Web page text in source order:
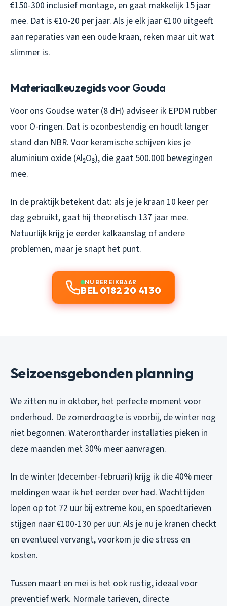
€150-300 inclusief montage, en gaat makkelijk 15 jaar
mee. Dat is €10-20 per jaar. Als je elk jaar €100 uitgeeft
aan reparaties van een oude kraan, reken maar uit wat
slimmer is.
Materiaalkeuzegids voor Gouda
Voor ons Goudse water (8 dH) adviseer ik EPDM rubber
voor O-ringen. Dat is ozonbestendig en houdt langer
stand dan NBR. Voor keramische schijven kies je
aluminium oxide (Al₂O₃), die gaat 500.000 bewegingen
mee.
In de praktijk betekent dat: als je je kraan 10 keer per
dag gebruikt, gaat hij theoretisch 137 jaar mee.
Natuurlijk krijg je eerder kalkaanslag of andere
problemen, maar je snapt het punt.
NU BEREIKBAAR
BEL 0182 20 41 30
Seizoensgebonden planning
We zitten nu in oktober, het perfecte moment voor
onderhoud. De zomerdroogte is voorbij, de winter nog
niet begonnen. Waterontharder installaties pieken in
deze maanden met 30% meer aanvragen.
In de winter (december-februari) krijg ik die 40% meer
meldingen waar ik het eerder over had. Wachttijden
lopen op tot 72 uur bij extreme kou, en spoedtarieven
stijgen naar €100-130 per uur. Als je nu je kranen checkt
en eventueel vervangt, voorkom je die stress en
kosten.
Tussen maart en mei is het ook rustig, ideaal voor
preventief werk. Normale tarieven, directe